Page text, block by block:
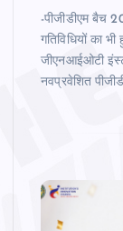
-पीजीडीएम बैच
गतिविधियों का
जीएनआईओटी
नवप्रवेशित